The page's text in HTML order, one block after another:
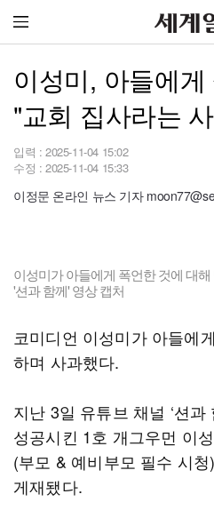
이성미, 아들에
"교회 집사라는
입력 : 2025-11-04 15:02
수정 : 2025-11-04 15:33
이정문 온라인 뉴스 기자
이성미가 아들에게 폭언한 것에 대
'션과 함께' 영상 캡처
코미디언 이성미가 아들에
하며 사과했다.
지난 3일 유튜브 채널 ‘션과
성공시킨 1호 개그우먼 이
(부모 & 예비부모 필수 시
게재됐다.